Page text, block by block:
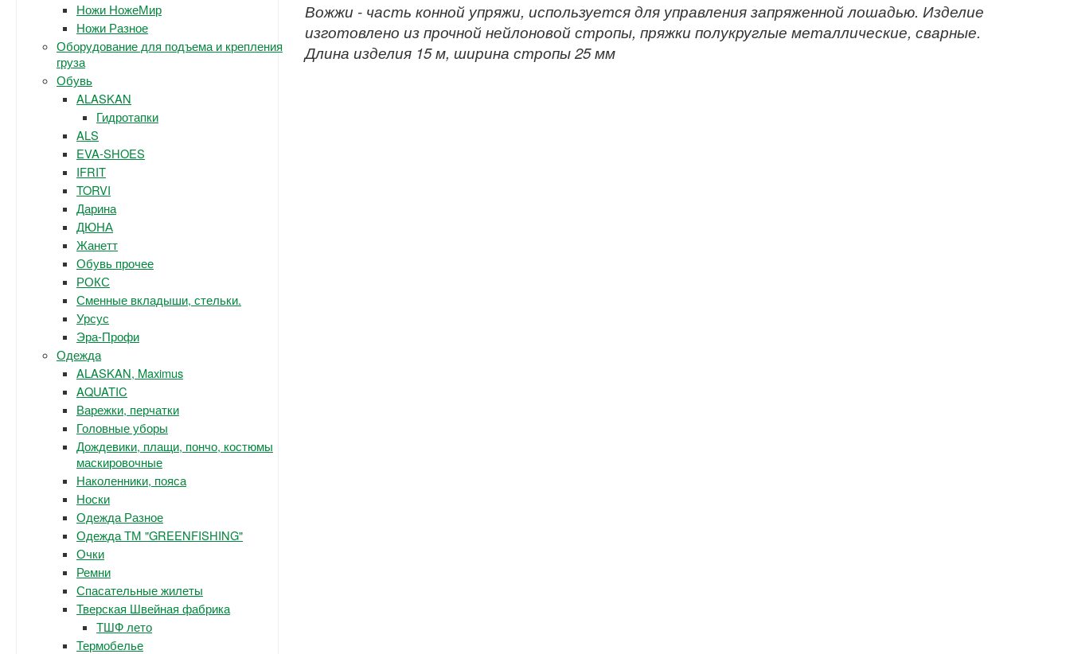
Ножи НожеМир
Ножи Разное
Оборудование для подъема и крепления
груза
Обувь
ALASKAN
Гидротапки
ALS
EVA-SHOES
IFRIT
TORVI
Дарина
ДЮНА
Жанетт
Обувь прочее
РОКС
Сменные вкладыши, стельки.
Урсус
Эра-Профи
Одежда
ALASKAN, Maximus
AQUATIC
Варежки, перчатки
Головные уборы
Дождевики, плащи, пончо, костюмы
маскировочные
Наколенники, пояса
Носки
Одежда Разное
Одежда ТМ "GREENFISHING"
Очки
Ремни
Спасательные жилеты
Тверская Швейная фабрика
ТШФ лето
Термобелье
Вожжи - часть конной упряжи, используется для управления запряженной лошадью. Изделие
изготовлено из прочной нейлоновой стропы, пряжки полукруглые металлические, сварные.
Длина изделия 15 м, ширина стропы 25 мм